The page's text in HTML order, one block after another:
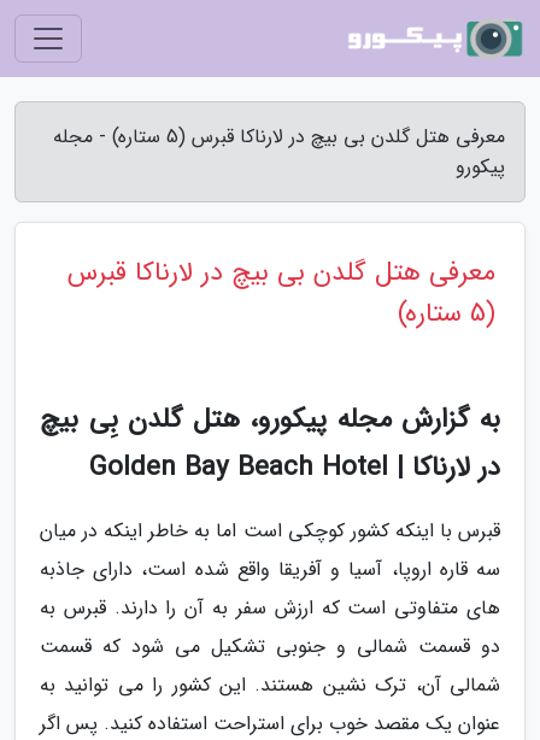
معرفی هتل گلدن بی بیچ در لارناکا قبرس (5 ستاره) - مجله
پیکورو
معرفی هتل گلدن بی بیچ در لارناکا قبرس
(5 ستاره)
به گزارش مجله پیکورو، هتل گلدن بِی بیچ
در لارناکا | Golden Bay Beach Hotel
قبرس با اینکه کشور کوچکی است اما به خاطر اینکه در میان
سه قاره اروپا، آسیا و آفریقا واقع شده است، دارای جاذبه
های متفاوتی است که ارزش سفر به آن را دارند. قبرس به
دو قسمت شمالی و جنوبی تشکیل می شود که قسمت
شمالی آن، ترک نشین هستند. این کشور را می توانید به
عنوان یک مقصد خوب برای استراحت استفاده کنید. پس اگر